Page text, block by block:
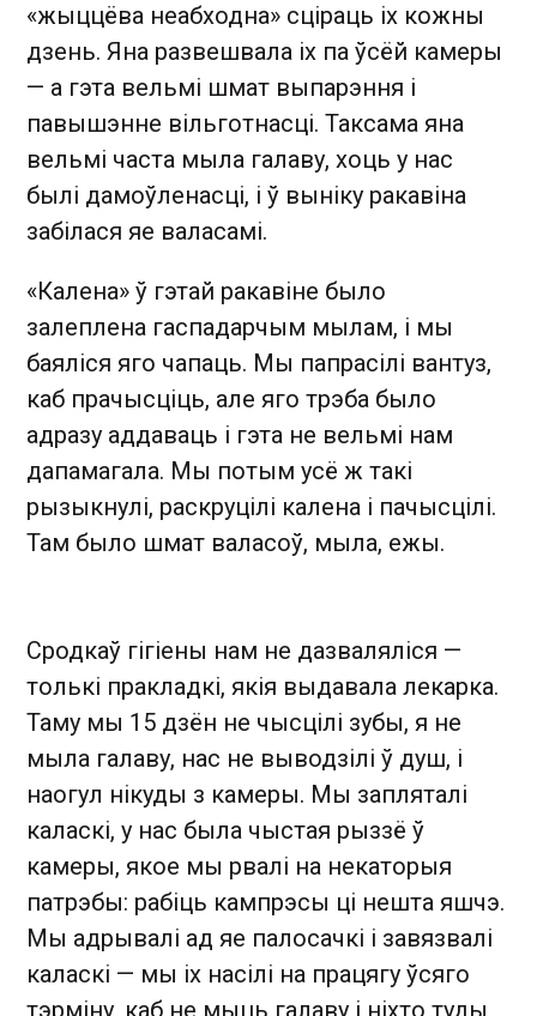
«жыццёва неабходна» сціраць іх кожны
дзень. Яна развешвала іх па ўсёй камеры
— а гэта вельмі шмат выпарэння і
павышэнне вільготнасці. Таксама яна
вельмі часта мыла галаву, хоць у нас
былі дамоўленасці, і ў выніку ракавіна
забілася яе валасамі.
«Калена» ў гэтай ракавіне было
залеплена гаспадарчым мылам, і мы
баяліся яго чапаць. Мы папрасілі вантуз,
каб прачысціць, але яго трэба было
адразу аддаваць і гэта не вельмі нам
дапамагала. Мы потым усё ж такі
рызыкнулі, раскруцілі калена і пачысцілі.
Там было шмат валасоў, мыла, ежы.
Сродкаў гігіены нам не дазваляліся —
толькі пракладкі, якія выдавала лекарка.
Таму мы 15 дзён не чысцілі зубы, я не
мыла галаву, нас не выводзілі ў душ, і
наогул нікуды з камеры. Мы запляталі
каласкі, у нас была чыстая рыззё ў
камеры, якое мы рвалі на некаторыя
патрэбы: рабіць кампрэсы ці нешта яшчэ.
Мы адрывалі ад яе палосачкі і завязвалі
каласкі — мы іх насілі на працягу ўсяго
тэрміну, каб не мыць галаву і ніхто туды